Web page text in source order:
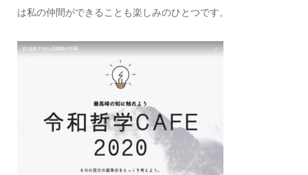
は私の仲間ができることも楽しみのひとつです。